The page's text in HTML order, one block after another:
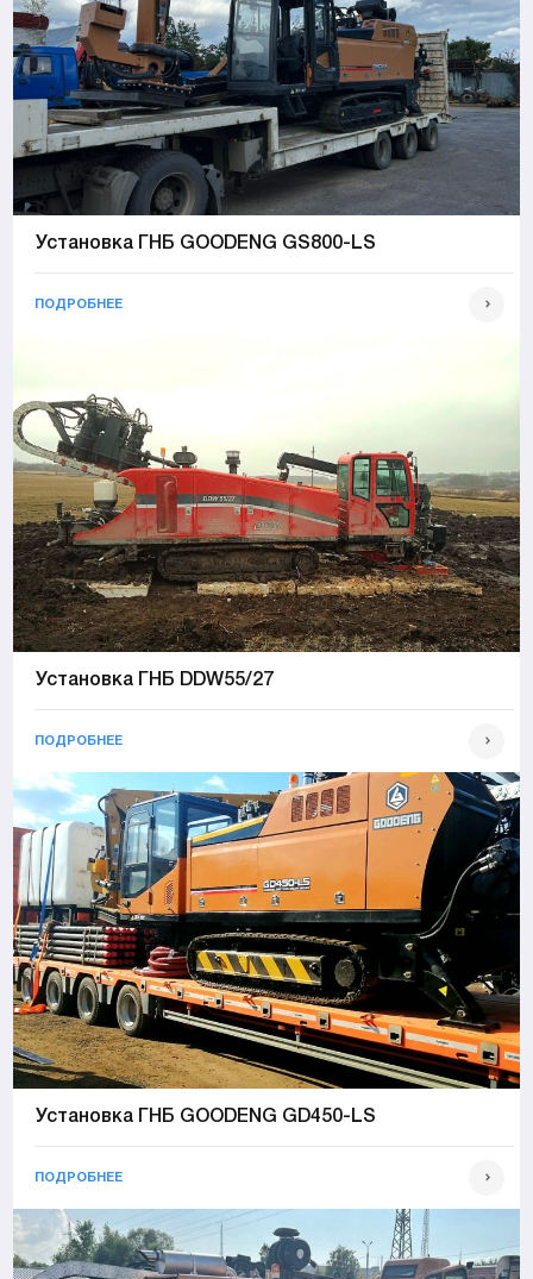
Установка ГНБ GOODENG GS800-LS
ПОДРОБНЕЕ
Установка ГНБ DDW55/27
ПОДРОБНЕЕ
Установка ГНБ GOODENG GD450-LS
ПОДРОБНЕЕ